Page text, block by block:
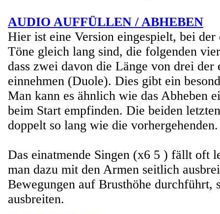
AUDIO AUFFÜLLEN / ABHEBEN
Hier ist eine Version eingespielt, bei der
Töne gleich lang sind, die folgenden
dass zwei davon die Länge von drei der
einnehmen (Duole). Dies gibt ein
Man kann es ähnlich wie das Abheben
beim Start empfinden. Die beiden
doppelt so lang wie die vorhergehenden.
Das einatmende Singen (x6 5 ) fällt oft
man dazu mit den Armen seitlich
Bewegungen auf Brusthöhe durchführt,
ausbreiten.